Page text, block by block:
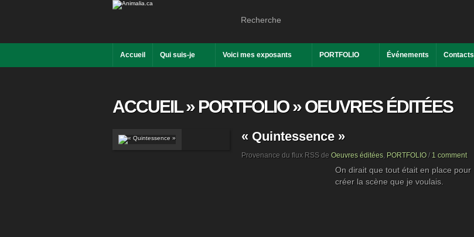
Accueil Qui suis-je Voici mes exposants PORTFOLIO Événements Contacts
ACCUEIL» PORTFOLIO»OEUVRES ÉDITÉES
« Quintessence »
Provenance du flux RSS de Oeuvres éditées, PORTFOLIO / 1 comment
On dirait que tout était en place pour
créer la scène que je voulais.